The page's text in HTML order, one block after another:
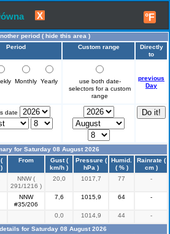
X °F
period ( hide this area )
Period Custom range
Directly
to
Monthly Yearly
use both date-
selectors for a custom
range
previous
Day
date
for Saturday 08 August 2026
From
Gust (
km/h )
Pressure (
hPa )
Humid.
( % )
Rainrate (
cm )
NNW (
291/1216 )
20,0 1017,7 77 -
NNW
#35/206
7,6 1015,9 64 -
0,0 1014,9 44
-
for Saturday 08 August 2026